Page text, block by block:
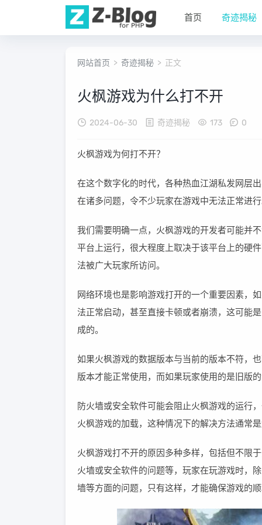
首页 奇迹揭秘
网站首页 > 奇迹揭秘 > 正文
火枫游戏为什么打不开
2024-06-30 奇迹揭秘 173 0
火枫游戏为何打不开？
在这个数字化的时代，各种热血江湖私发网层
在诸多问题，令不少玩家在游戏中无法正常进
我们需要明确一点，火枫游戏的开发者可能并
平台上运行，很大程度上取决于该平台上的硬
法被广大玩家所访问。
网络环境也是影响游戏打开的一个重要因素，
法正常启动，甚至直接卡顿或者崩溃，这可能
成的。
如果火枫游戏的数据版本与当前的版本不符，
版本才能正常使用，而如果玩家使用的是旧版
防火墙或安全软件可能会阻止火枫游戏的运行
火枫游戏的加载，这种情况下的解决方法通常
火枫游戏打不开的原因多种多样，包括但不限
火墙或安全软件的问题等，玩家在玩游戏时，
墙等方面的问题，只有这样，才能确保游戏的